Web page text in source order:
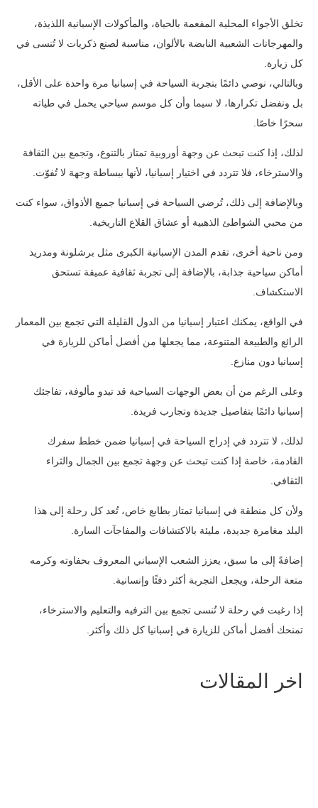
تخلق الأجواء المحلية المفعمة بالحياة، والمأكولات الإسبانية اللذيذة،
والمهرجانات الشعبية النابضة بالألوان، مناسبة لصنع ذكريات لا تُنسى في
كل زيارة.
وبالتالي، نوصي دائمًا بتجربة السياحة في إسبانيا مرة واحدة على الأقل،
بل ونفضل تكرارها، لا سيما وأن كل موسم سياحي يحمل في طياته
سحرًا خاصًا.
لذلك، إذا كنت تبحث عن وجهة أوروبية تمتاز بالتنوع، وتجمع بين الثقافة
والاسترخاء، فلا تتردد في اختيار إسبانيا، لأنها ببساطة وجهة لا تُفوّت.
وبالإضافة إلى ذلك، تُرضي السياحة في إسبانيا جميع الأذواق، سواء كنت
من محبي الشواطئ الذهبية أو عشاق القلاع التاريخية.
ومن ناحية أخرى، تقدم المدن الإسبانية الكبرى مثل برشلونة ومدريد
أماكن سياحية جذابة، بالإضافة إلى تجربة ثقافية عميقة تستحق
الاستكشاف.
في الواقع، يمكنك اعتبار إسبانيا من الدول القليلة التي تجمع بين المعمار
الرائع والطبيعة المتنوعة، مما يجعلها من أفضل أماكن للزيارة في
إسبانيا دون منازع.
وعلى الرغم من أن بعض الوجهات السياحية قد تبدو مألوفة، تفاجئك
إسبانيا دائمًا بتفاصيل جديدة وتجارب فريدة.
لذلك، لا تتردد في إدراج السياحة في إسبانيا ضمن خطط سفرك
القادمة، خاصة إذا كنت تبحث عن وجهة تجمع بين الجمال والثراء
الثقافي.
ولأن كل منطقة في إسبانيا تمتاز بطابع خاص، تُعد كل رحلة إلى هذا
البلد مغامرة جديدة، مليئة بالاكتشافات والمفاجآت السارة.
إضافةً إلى ما سبق، يعزز الشعب الإسباني المعروف بحفاوته وكرمه
متعة الرحلة، ويجعل التجربة أكثر دفئًا وإنسانية.
إذا رغبت في رحلة لا تُنسى تجمع بين الترفيه والتعليم والاسترخاء،
تمنحك أفضل أماكن للزيارة في إسبانيا كل ذلك وأكثر.
اخر المقالات